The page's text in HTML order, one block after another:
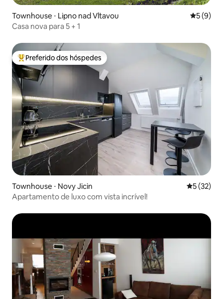
Townhouse ⋅ Lipno nad Vltavou 5 de
5 (9)
Casa nova para 5 + 1
Entre os melhores preferidos dos hóspedes
Preferido dos hóspedes
Townhouse ⋅ Novy Jicin 5 de uma
5 (32)
Apartamento de luxo com vista incrível!